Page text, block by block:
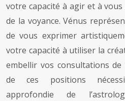
votre capacité à agir et à
de la voyance. Vénus
de vous exprimer
votre capacité à utiliser la
embellir vos consultations de
de ces positions
approfondie de